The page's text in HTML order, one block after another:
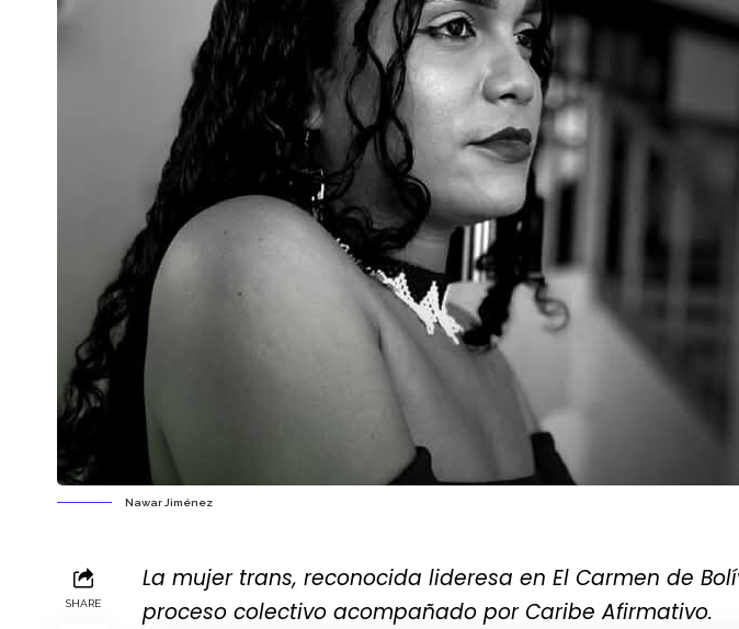
Nawar Jiménez
SHARE
La mujer trans, reconocida lideresa en El Carmen de
proceso colectivo acompañado por Caribe Afirmativo.